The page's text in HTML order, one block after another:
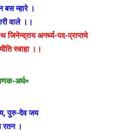
बस म्हारे ।
वाले ।।
जिनेन्द्राय अनर्घ्य-पद-प्राप्तये
स्वाहा ।।
अर्घ=
,पुरु-देव जय
रतन ।